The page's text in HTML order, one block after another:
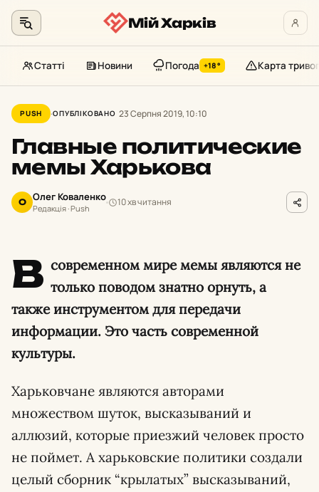
до
контенту
Мій Харків
Статті Новини Погода +18° Карта тривог
PUSH ОПУБЛІКОВАНО 23 Серпня 2019, 10:10
Главные политические
мемы Харькова
О Олег Коваленко
Редакція · Push
10 хв читання
В современном мире мемы являются не
только поводом знатно орнуть, а
также инструментом для передачи
информации. Это часть современной
культуры.
Харьковчане являются авторами
множеством шуток, высказываний и
аллюзий, которые приезжий человек просто
не поймет. А харьковские политики создали
целый сборник “крылатых” высказываний,